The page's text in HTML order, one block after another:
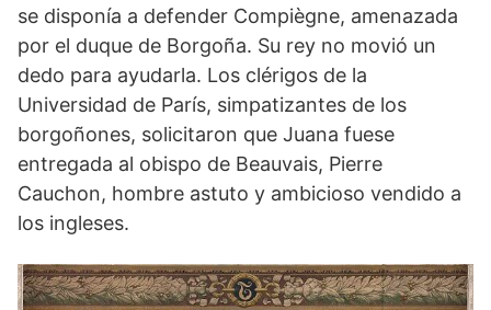
se disponía a defender Compiègne, amenazada
por el duque de Borgoña. Su rey no movió un
dedo para ayudarla. Los clérigos de la
Universidad de París, simpatizantes de los
borgoñones, solicitaron que Juana fuese
entregada al obispo de Beauvais, Pierre
Cauchon, hombre astuto y ambicioso vendido a
los ingleses.